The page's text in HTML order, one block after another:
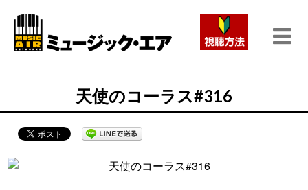
天使のコーラス#316